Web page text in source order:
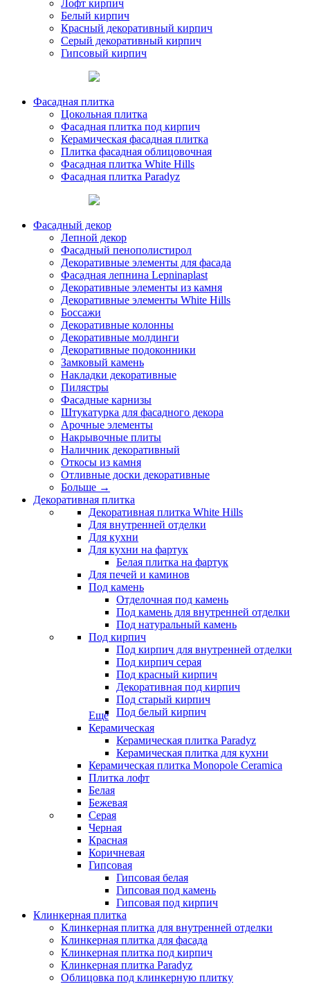
Лофт кирпич
Белый кирпич
Красный декоративный кирпич
Серый декоративный кирпич
Гипсовый кирпич
Фасадная плитка
Цокольная плитка
Фасадная плитка под кирпич
Керамическая фасадная плитка
Плитка фасадная облицовочная
Фасадная плитка White Hills
Фасадная плитка Paradyz
Фасадный декор
Лепной декор
Фасадный пенополистирол
Декоративные элементы для фасада
Фасадная лепнина Lepninaplast
Декоративные элементы из камня
Декоративные элементы White Hills
Боссажи
Декоративные колонны
Декоративные молдинги
Декоративные подоконники
Замковый камень
Накладки декоративные
Пилястры
Фасадные карнизы
Штукатурка для фасадного декора
Арочные элементы
Накрывочные плиты
Наличник декоративный
Откосы из камня
Отливные доски декоративные
Больше →
Декоративная плитка
Декоративная плитка White Hills
Для внутренней отделки
Для кухни
Для кухни на фартук
Белая плитка на фартук
Для печей и каминов
Под камень
Отделочная под камень
Под камень для внутренней отделки
Под натуральный камень
Под кирпич
Под кирпич для внутренней отделки
Под кирпич серая
Под красный кирпич
Декоративная под кирпич
Под старый кирпич
Под белый кирпич
Еще
Керамическая
Керамическая плитка Paradyz
Керамическая плитка для кухни
Керамическая плитка Monopole Ceramica
Плитка лофт
Белая
Бежевая
Серая
Черная
Красная
Коричневая
Гипсовая
Гипсовая белая
Гипсовая под камень
Гипсовая под кирпич
Клинкерная плитка
Клинкерная плитка для внутренней отделки
Клинкерная плитка для фасада
Клинкерная плитка под кирпич
Клинкерная плитка Paradyz
Облицовка под клинкерную плитку